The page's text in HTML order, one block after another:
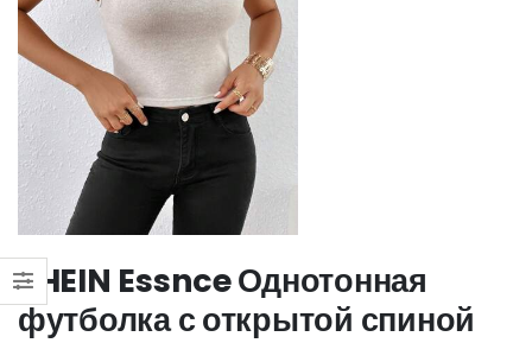
SHEIN Essnce Однотонная
футболка с открытой спиной